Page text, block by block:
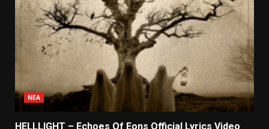
ΝΕΑ
HELLLIGHT – Echoes Of Eons Official Lyrics Video